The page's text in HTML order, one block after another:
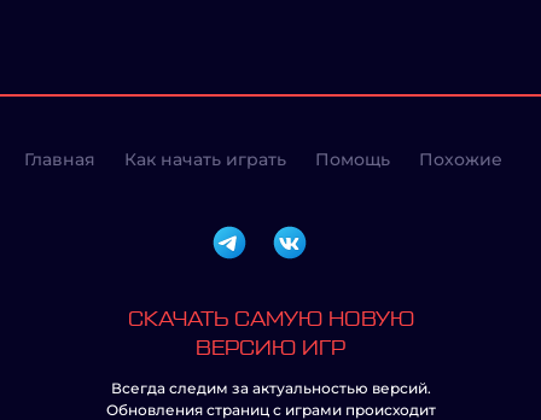
Главная Как начать играть Помощь Похожие
СКАЧАТЬ САМУЮ НОВУЮ
ВЕРСИЮ ИГР
Всегда следим за актуальностью версий.
Обновления страниц с играми происходит